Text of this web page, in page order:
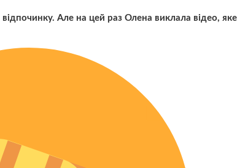
Але на цей раз Олена виклала відео, яке